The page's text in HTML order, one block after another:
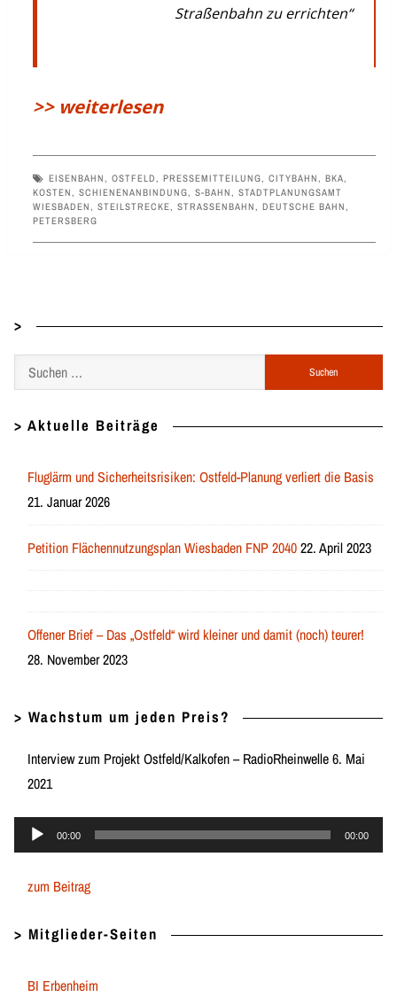
Straßenbahn zu errichten“
>> weiterlesen
EISENBAHN, OSTFELD, PRESSEMITTEILUNG, CITYBAHN, BKA,
KOSTEN, SCHIENENANBINDUNG, S-BAHN, STADTPLANUNGSAMT
WIESBADEN, STEILSTRECKE, STRASSENBAHN , DEUTSCHE BAHN,
PETERSBERG
>
nach:
> Aktuelle Beiträge
Fluglärm und Sicherheitsrisiken: Ostfeld-Planung verliert die Basis
21. Januar 2026
Petition Flächennutzungsplan Wiesbaden FNP 204022. April 2023
Offener Brief – Das „Ostfeld“ wird kleiner und damit (noch) teurer!
28. November 2023
> Wachstum um jeden Preis?
Interview zum Projekt Ostfeld/Kalkofen – RadioRheinwelle 6. Mai
2021
Audio-
Player
00:00 00:00
zum Beitrag
> Mitglieder-Seiten
BI Erbenheim